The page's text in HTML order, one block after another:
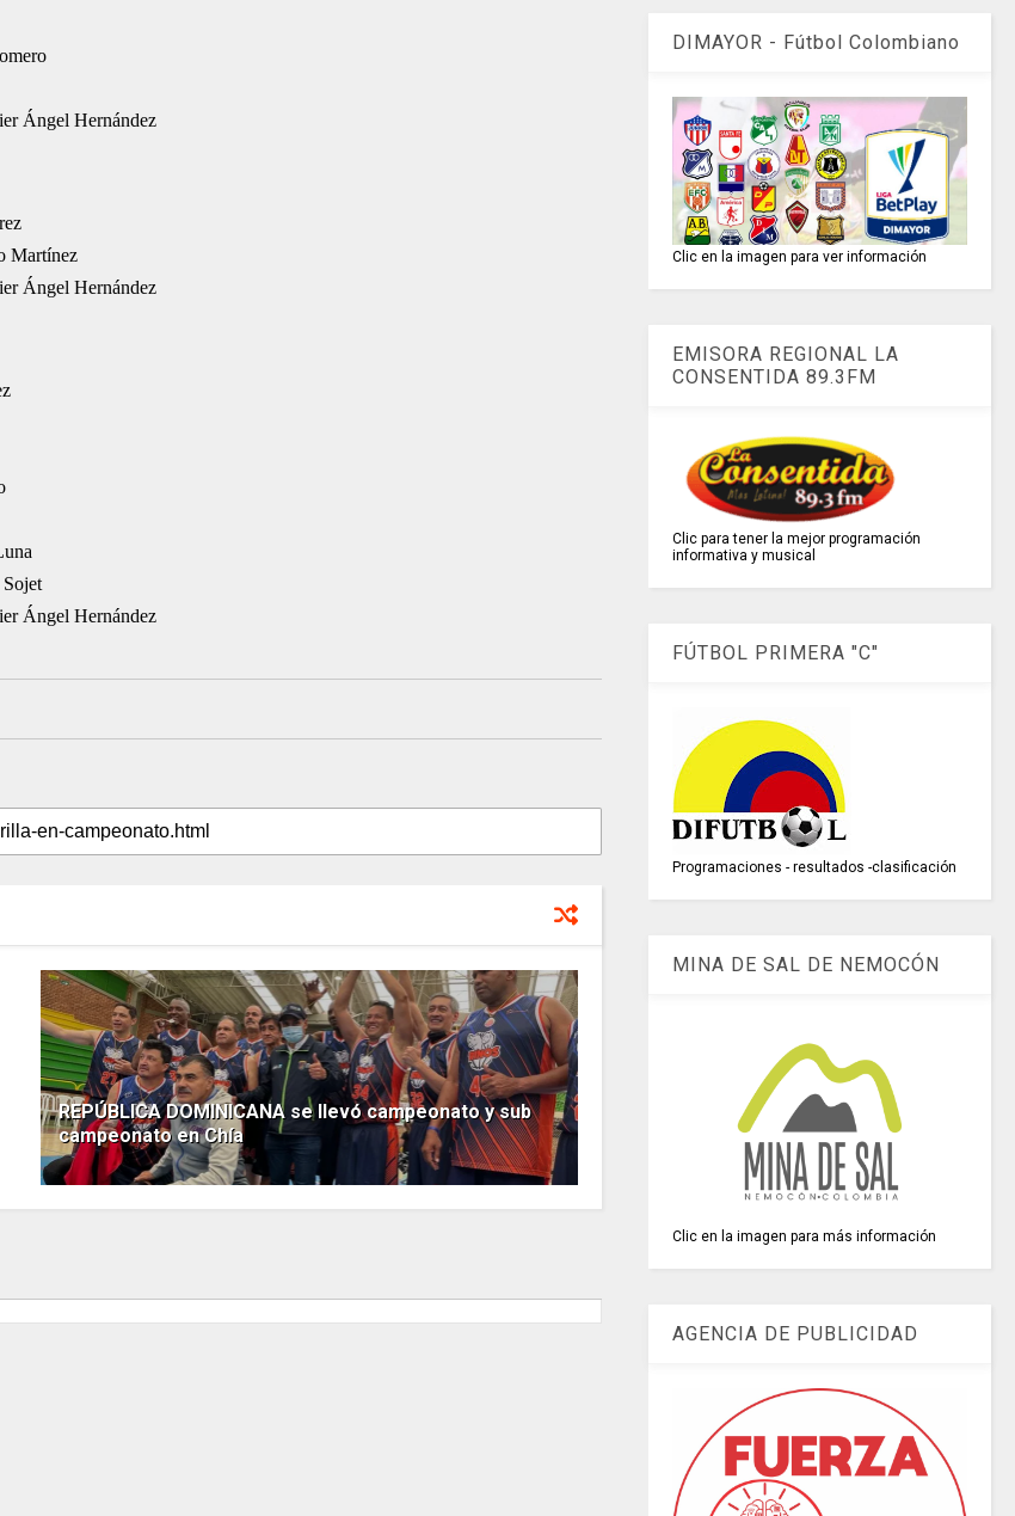
Ángel Hernández
Martínez
Ángel Hernández
Ángel Hernández
REPÚBLICA DOMINICANA se llevó campeonato y sub
campeonato en Chía
DIMAYOR - Fútbol Colombiano
Clic en la imagen para ver información
EMISORA REGIONAL LA
CONSENTIDA 89.3FM
Clic para tener la mejor programación
informativa y musical
FÚTBOL PRIMERA "C"
Programaciones - resultados -clasificación
MINA DE SAL DE NEMOCÓN
Clic en la imagen para más información
AGENCIA DE PUBLICIDAD